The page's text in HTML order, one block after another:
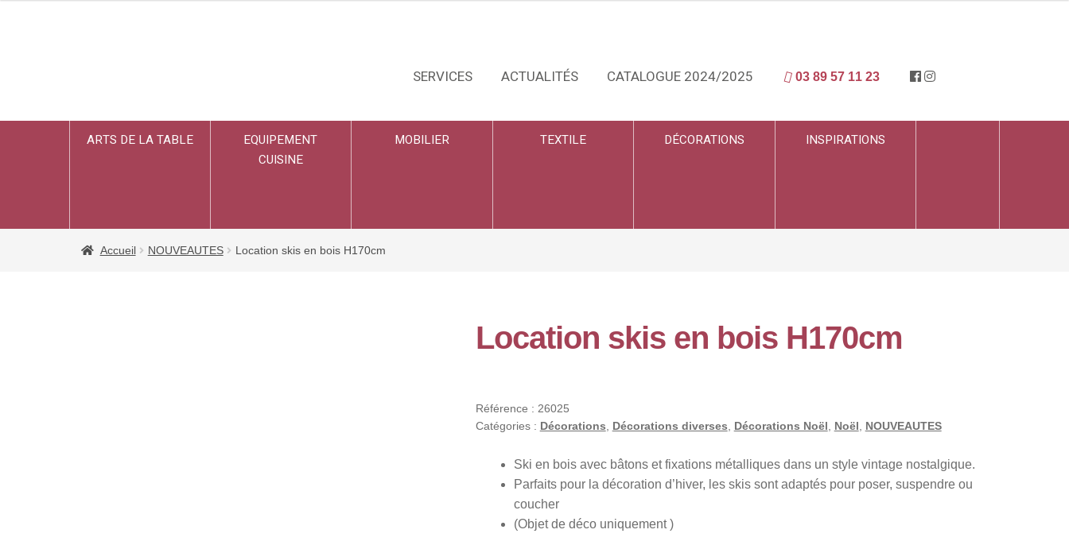
SERVICES ACTUALITÉS CATALOGUE 2024/2025 03 89 57 11 23
ARTS DE LA TABLE
EQUIPEMENT
CUISINE
MOBILIER TEXTILE DÉCORATIONS INSPIRATIONS
Accueil NOUVEAUTES Location skis en bois H170cm
Location skis en bois H170cm
Référence : 26025
Catégories : Décorations, Décorations diverses, Décorations Noël, Noël, NOUVEAUTES
Ski en bois avec bâtons et fixations métalliques dans un style vintage nostalgique.
Parfaits pour la décoration d’hiver, les skis sont adaptés pour poser, suspendre ou
coucher
(Objet de déco uniquement )